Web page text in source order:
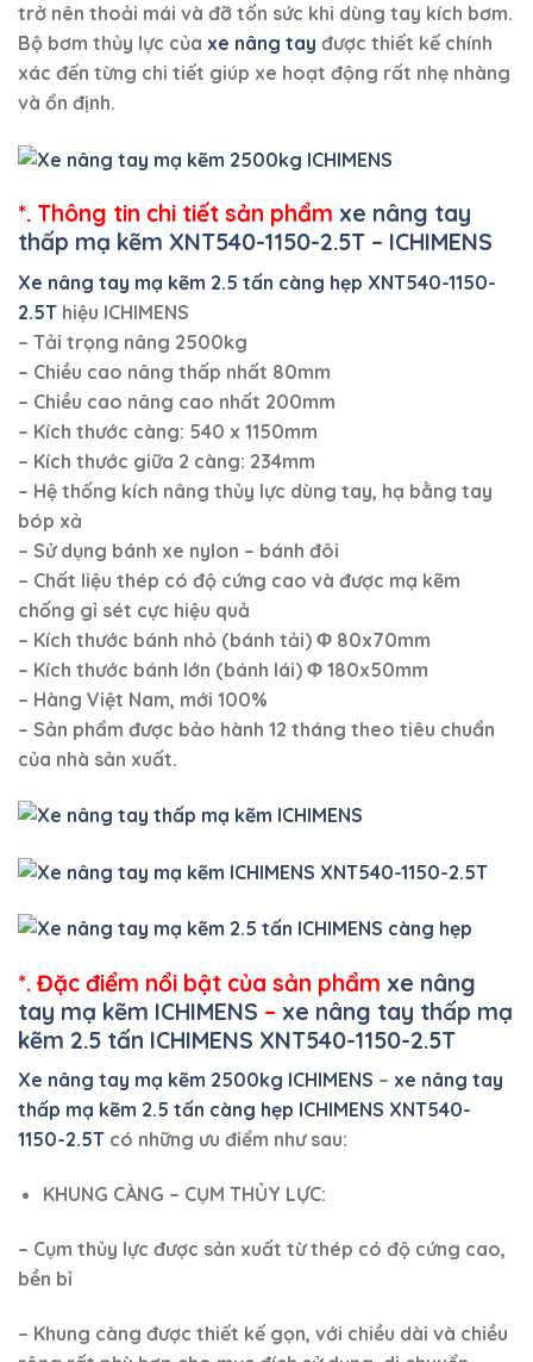
trở nên thoải mái và đỡ tốn sức khi dùng tay kích bơm.
Bộ bơm thủy lực của xe nâng tay được thiết kế chính
xác đến từng chi tiết giúp xe hoạt động rất nhẹ nhàng
và ổn định.
*. Thông tin chi tiết sản phẩm xe nâng tay
thấp mạ kẽm XNT540-1150-2.5T – ICHIMENS
Xe nâng tay mạ kẽm 2.5 tấn càng hẹp XNT540-1150-
2.5T hiệu ICHIMENS
– Tải trọng nâng 2500kg
– Chiều cao nâng thấp nhất 80mm
– Chiều cao nâng cao nhất 200mm
– Kích thước càng: 540 x 1150mm
– Kích thước giữa 2 càng: 234mm
– Hệ thống kích nâng thủy lực dùng tay, hạ bằng tay
bóp xả
– Sử dụng bánh xe nylon – bánh đôi
– Chất liệu thép có độ cứng cao và được mạ kẽm
chống gỉ sét cực hiệu quả
– Kích thước bánh nhỏ (bánh tải) Φ 80x70mm
– Kích thước bánh lớn (bánh lái) Φ 180x50mm
– Hàng Việt Nam, mới 100%
– Sản phẩm được bảo hành 12 tháng theo tiêu chuẩn
của nhà sản xuất.
*. Đặc điểm nổi bật của sản phẩm xe nâng
tay mạ kẽm ICHIMENS – xe nâng tay thấp mạ
kẽm 2.5 tấn ICHIMENS XNT540-1150-2.5T
Xe nâng tay mạ kẽm 2500kg ICHIMENS – xe nâng tay
thấp mạ kẽm 2.5 tấn càng hẹp ICHIMENS XNT540-
1150-2.5T có những ưu điểm như sau:
KHUNG CÀNG – CỤM THỦY LỰC:
– Cụm thủy lực được sản xuất từ thép có độ cứng cao,
bền bỉ
– Khung càng được thiết kế gọn, với chiều dài và chiều